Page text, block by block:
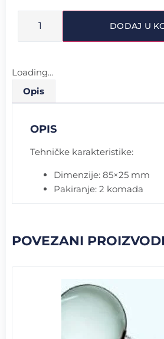
DODAJ U
Loading...
Opis
OPIS
Tehničke karakteristike:
Dimenzije: 85×25 mm
Pakiranje: 2 komada
POVEZANI PROIZVODI